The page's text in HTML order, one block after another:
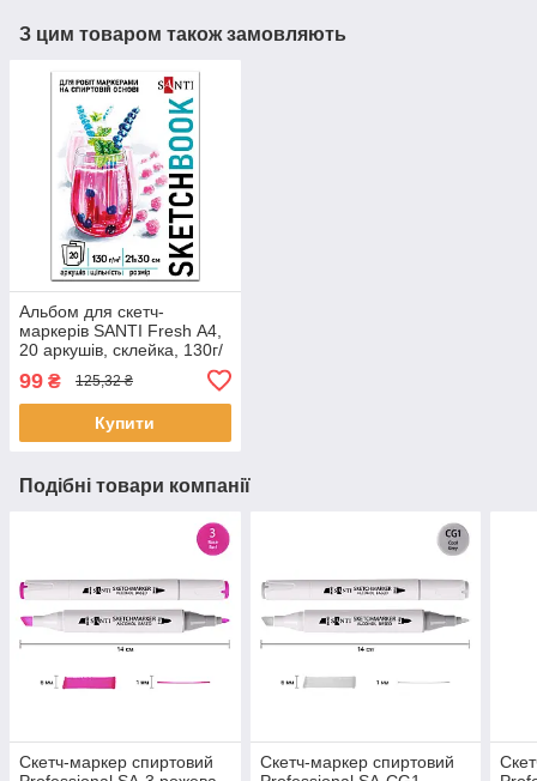
З цим товаром також замовляють
Альбом для скетч-
маркерів SANTI Fresh А4,
20 аркушів, склейка, 130г/
99 ₴ 125,32 ₴
Купити
Подібні товари компанії
Скетч-маркер спиртовий
Скетч-маркер спиртовий